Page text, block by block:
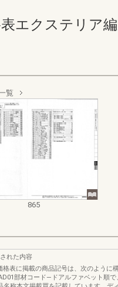
エクステリア
覧
865
れた内容
格表に掲載の商品記号は、次のように
部材コード―ドアルファベット順で